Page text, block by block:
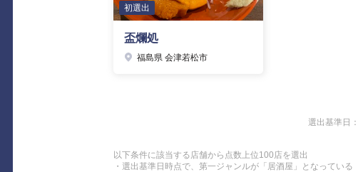
初選出
盃爛処
福島県 会津若松市
選出基準日
以下条件に該当する店舗から点数上位100店を選出
・選出基準日時点で、第一ジャンルが「居酒屋」となっている